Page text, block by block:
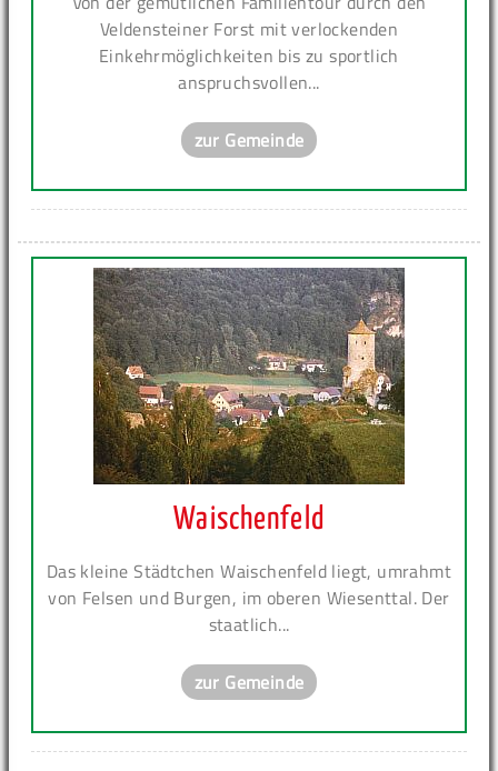
Veldensteiner Forst mit verlockenden
Einkehrmöglichkeiten bis zu sportlich
anspruchsvollen...
zur Gemeinde
Waischenfeld
Das kleine Städtchen Waischenfeld liegt, umrahmt
von Felsen und Burgen, im oberen Wiesenttal. Der
staatlich...
zur Gemeinde